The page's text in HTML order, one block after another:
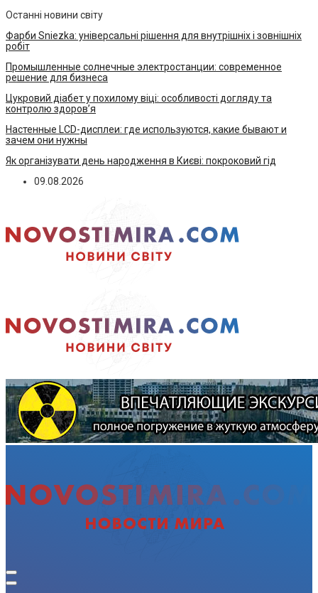
Останні новини світу
Фарби Sniezka: універсальні рішення для внутрішніх і зовнішніх
робіт
Промышленные солнечные электростанции: современное
решение для бизнеса
Цукровий діабет у похилому віці: особливості догляду та
контролю здоров’я
Настенные LCD-дисплеи: где используются, какие бывают и
зачем они нужны
Як організувати день народження в Києві: покроковий гід
09.08.2026